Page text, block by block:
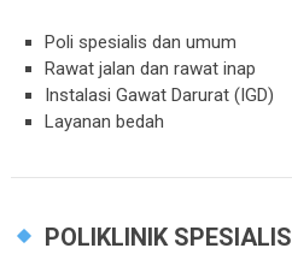
Poli spesialis dan umum
Rawat jalan dan rawat inap
Instalasi Gawat Darurat (IGD)
Layanan bedah
POLIKLINIK SPESIALIS